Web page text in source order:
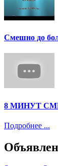
Смешно до
8 МИНУТ
Подробнее ...